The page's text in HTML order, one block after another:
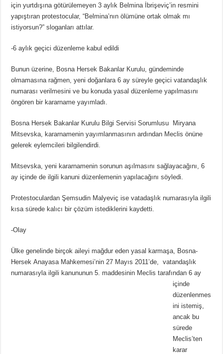
için yurtdışına götürülemeyen 3 aylık Belmina İbrişeviç’in resmini
yapıştıran protestocular, “Belmina’nın ölümüne ortak olmak mı
istiyorsun?” sloganları attılar.
-6 aylık geçici düzenleme kabul edildi
Bunun üzerine, Bosna Hersek Bakanlar Kurulu, gündeminde
olmamasına rağmen, yeni doğanlara 6 ay süreyle geçici vatandaşlık
numarası verilmesini ve bu konuda yasal düzenleme yapılmasını
öngören bir kararname yayımladı.
Bosna Hersek Bakanlar Kurulu Bilgi Servisi Sorumlusu Miryana
Mitsevska, kararnamenin yayımlanmasının ardından Meclis önüne
gelerek eylemcileri bilgilendirdi.
Mitsevska, yeni kararnamenin sorunun aşılmasını sağlayacağını, 6
ay içinde de ilgili kanuni düzenlemenin yapılacağını söyledi.
Protestoculardan Şemsudin Malyeviç ise vatadaşlık numarasıyla ilgili
kısa sürede kalıcı bir çözüm istediklerini kaydetti.
-Olay
Ülke genelinde birçok aileyi mağdur eden yasal karmaşa, Bosna-
Hersek Anayasa Mahkemesi’nin 27 Mayıs 2011’de, vatandaşlık
numarasıyla ilgili kanununun 5. maddesinin Meclis tarafından 6 ay
içinde
düzenlenmes
ini istemiş,
ancak bu
sürede
Meclis’ten
karar